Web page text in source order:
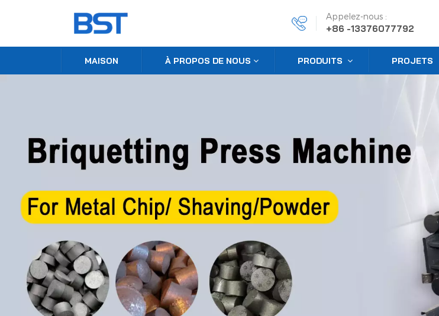
Appelez-nous :
+86 -13376077792
MAISON À PROPOS DE NOUS PRODUITS PROJETS